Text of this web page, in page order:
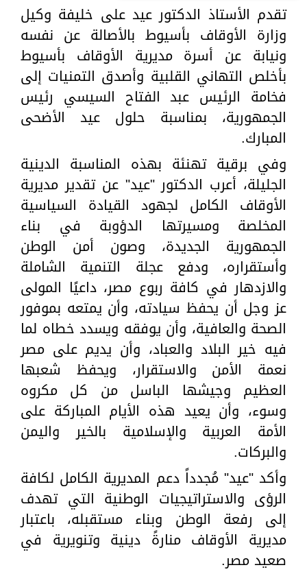
تقدم الأستاذ الدكتور عيد على خليفة وكيل
وزارة الأوقاف بأسيوط بالأصالة عن نفسه
ونيابة عن أسرة مديرية الأوقاف بأسيوط
بأخلص التهاني القلبية وأصدق التمنيات إلى
فخامة الرئيس عبد الفتاح السيسي رئيس
الجمهورية، بمناسبة حلول عيد الأضحى
المبارك.
وفي برقية تهنئة بهذه المناسبة الدينية
الجليلة، أعرب الدكتور "عيد" عن تقدير مديرية
الأوقاف الكامل لجهود القيادة السياسية
المخلصة ومسيرتها الدؤوبة في بناء
الجمهورية الجديدة، وصون أمن الوطن
وأستقراره، ودفع عجلة التنمية الشاملة
والازدهار في كافة ربوع مصر، داعيًا المولى
عز وجل أن يحفظ سيادته، وأن يمتعه بموفور
الصحة والعافية، وأن يوفقه ويسدد خطاه لما
فيه خير البلاد والعباد، وأن يديم على مصر
نعمة الأمن والاستقرار، ويحفظ شعبها
العظيم وجيشها الباسل من كل مكروه
وسوء، وأن يعيد هذه الأيام المباركة على
الأمة العربية والإسلامية بالخير واليمن
والبركات.
وأكد "عيد" مُجدداً دعم المديرية الكامل لكافة
الرؤى والاستراتيجيات الوطنية التي تهدف
إلى رفعة الوطن وبناء مستقبله، باعتبار
مديرية الأوقاف منارةً دينية وتنويرية في
صعيد مصر.